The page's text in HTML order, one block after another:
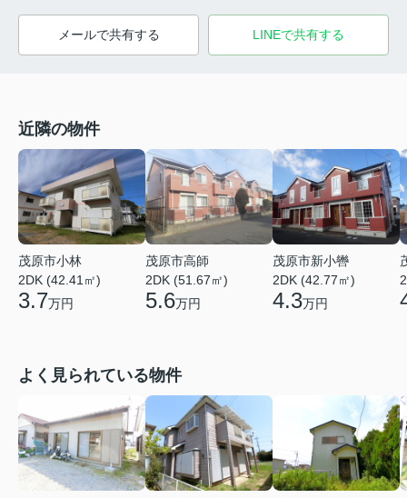
メールで共有する LINEで共有する
近隣の物件
茂原市小林
2DK (42.41㎡)
3.7万円
茂原市高師
2DK (51.67㎡)
5.6万円
茂原市新小轡
2DK (42.77㎡)
4.3万円
よく見られている物件